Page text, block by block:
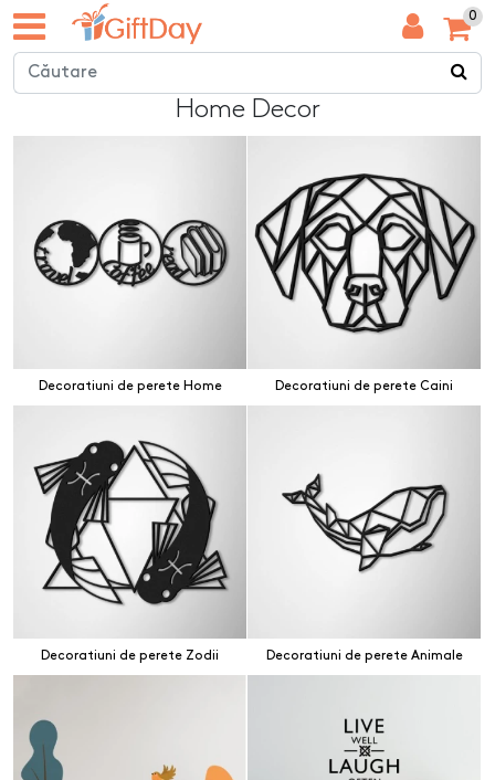
0
Home Decor
Decoratiuni de perete Home Decoratiuni de perete Caini
Decoratiuni de perete Zodii Decoratiuni de perete Animale